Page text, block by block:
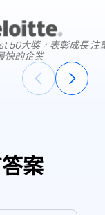
50大獎，表彰成長
快的企業
注
案